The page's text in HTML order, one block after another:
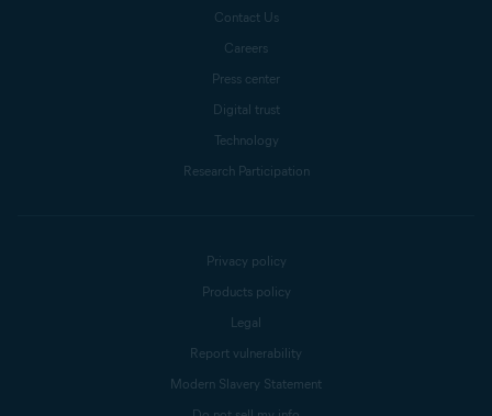
Contact Us
Careers
Press center
Digital trust
Technology
Research Participation
Privacy policy
Products policy
Legal
Report vulnerability
Modern Slavery Statement